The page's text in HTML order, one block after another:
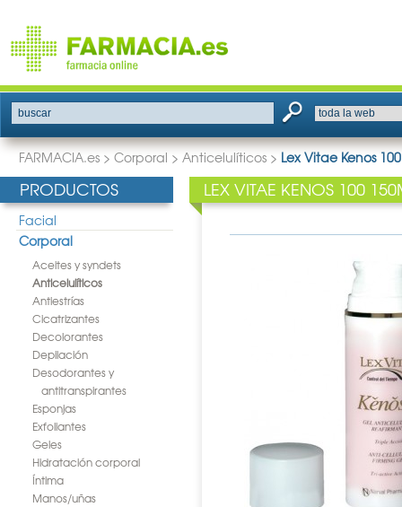
buscar
FARMACIA.es > Corporal > Anticelulíticos > Lex Vitae Kenos
PRODUCTOS
Facial
Corporal
Aceites y syndets
Anticelulíticos
Antiestrías
Cicatrizantes
Decolorantes
Depilación
Desodorantes y
antitranspirantes
Esponjas
Exfoliantes
Geles
Hidratación corporal
Íntima
Manos/uñas
LEX VITAE KENOS 100